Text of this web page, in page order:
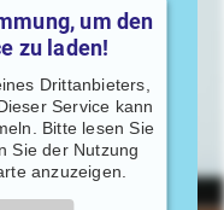
um den
zu laden!
Drittanbieters,
Service kann
Bitte lesen Sie
Sie der Nutzung
anzuzeigen.